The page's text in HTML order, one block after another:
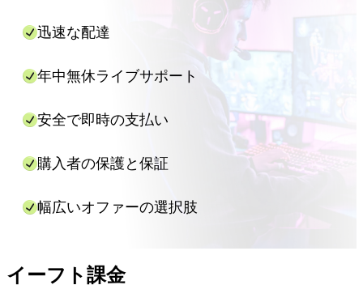
「今すぐ購入」ボタンをクリックします。
次のウィンドウで支払いオプションを選択し、詳
細を入力して「今すぐ支払う」をクリックしま
課金が割り当てられた時間内（通常は数分以内）
に完了するのを待ちます。課金プロバイダーが追
加情報を必要とする場合は、用意されたチャット
ウィンドウ内で直接問い合わせてきますので、注
文処理中はチャットウィンドウを閉じないでくだ
さい。
以上で完了です！エルドラドggを使用すると、多くのゲーム
をより安く、迅速かつ安全に課金することができます。
迅速な配達
年中無休ライブサポート
安全で即時の支払い
購入者の保護と保証
幅広いオファーの選択肢
イーフト課金